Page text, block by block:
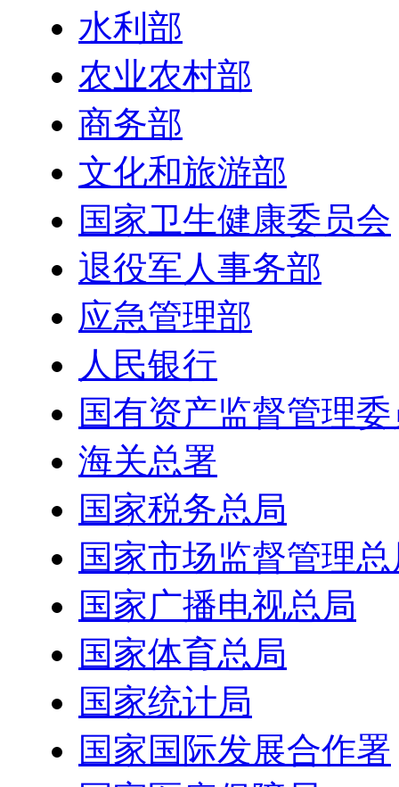
水利部
农业农村部
商务部
文化和旅游部
国家卫生健康委员会
退役军人事务部
应急管理部
人民银行
国有资产监督管理
海关总署
国家税务总局
国家市场监督管理
国家广播电视总局
国家体育总局
国家统计局
国家国际发展合作署